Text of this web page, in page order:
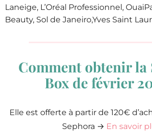
Laneige, L’Oréal Professionnel,
Beauty, Sol de Janeiro,Yves Saint
Comment obtenir la
Box de février
Elle est offerte à partir de 120€
Sephora → En savoir